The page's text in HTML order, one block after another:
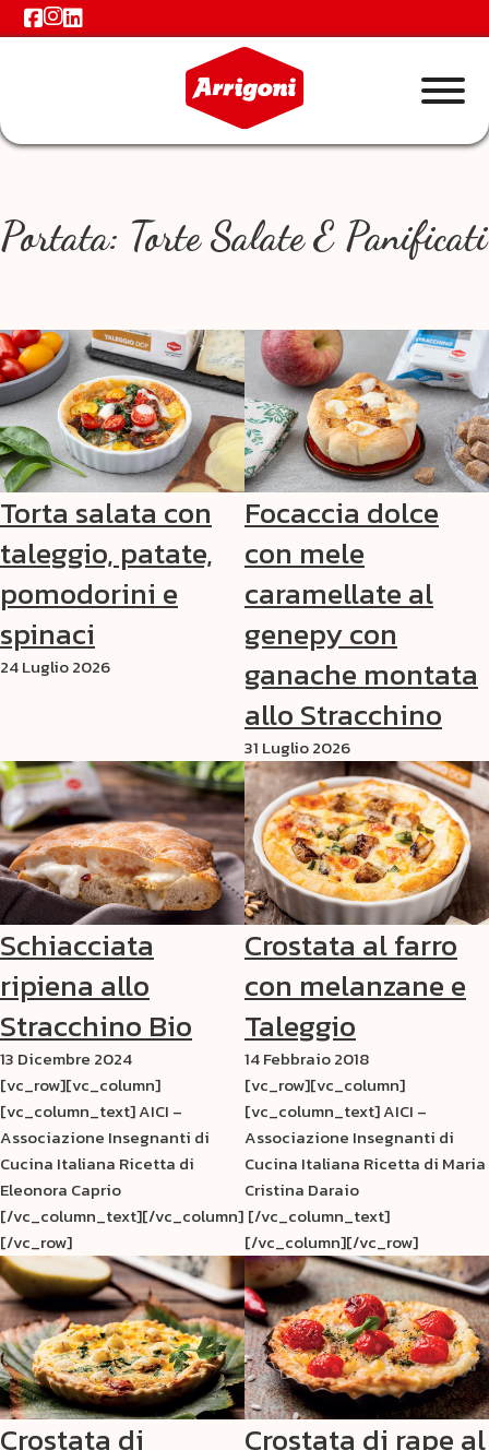
Portata: Torte Salate E Panificati
Torta salata con
taleggio, patate,
pomodorini e
spinaci
24 Luglio 2026
Focaccia dolce
con mele
caramellate al
genepy con
ganache montata
allo Stracchino
31 Luglio 2026
Schiacciata
ripiena allo
Stracchino Bio
13 Dicembre 2024
[vc_row][vc_column]
[vc_column_text] AICI –
Associazione Insegnanti di
Cucina Italiana Ricetta di
Eleonora Caprio
[/vc_column_text][/vc_column]
[/vc_row]
Crostata al farro
con melanzane e
Taleggio
14 Febbraio 2018
[vc_row][vc_column]
[vc_column_text] AICI –
Associazione Insegnanti di
Cucina Italiana Ricetta di Maria
Cristina Daraio
[/vc_column_text]
[/vc_column][/vc_row]
Crostata di
Crostata di rape al